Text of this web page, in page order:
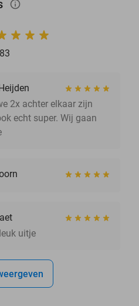
info_outlined
83
2x achter elkaar zijn
echt super. Wij gaan
uitje